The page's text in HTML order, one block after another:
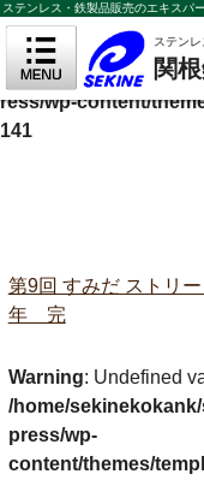
Warning
: Undefined
/home/
ress/wp-content/
141
ステンレス・鉄製品販売のエキスパ
ステン
関
第9回 すみだ ストリ
年 完
Warning: Undefined
/home/
press/wp-
content/themes/